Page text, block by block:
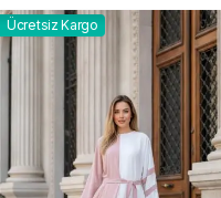
Ücretsiz Kargo